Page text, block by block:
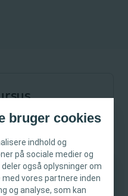
bruger cookies
indhold og
på sociale medier og
også oplysninger om
vores partnere inden
og analyse, som kan
Hud- og sårbehandling
E-learning
1 CPD points